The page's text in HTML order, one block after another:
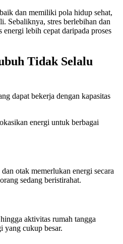
dan memiliki pola hidup sehat,
Sebaliknya, stres berlebihan dan
lebih cepat daripada proses
Tidak Selalu
dapat bekerja dengan kapasitas
energi untuk berbagai
otak memerlukan energi secara
sedang beristirahat.
aktivitas rumah tangga
yang cukup besar.